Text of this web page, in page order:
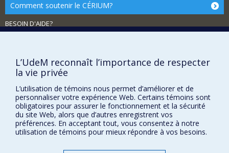
Comment soutenir le CÉRIUM?
BESOIN D'AIDE?
Accessibilité
FACULTÉ DES ARTS ET DES SCIENCES
Nos départements et écoles
Nos centres d'études
Nos programmes et cours
L’UdeM reconnaît l’importance de respecter
la vie privée
L’utilisation de témoins nous permet d’améliorer et de
personnaliser votre expérience Web. Certains témoins sont
obligatoires pour assurer le fonctionnement et la sécurité
du site Web, alors que d’autres enregistrent vos
préférences. En acceptant tout, vous consentez à notre
utilisation de témoins pour mieux répondre à vos besoins.